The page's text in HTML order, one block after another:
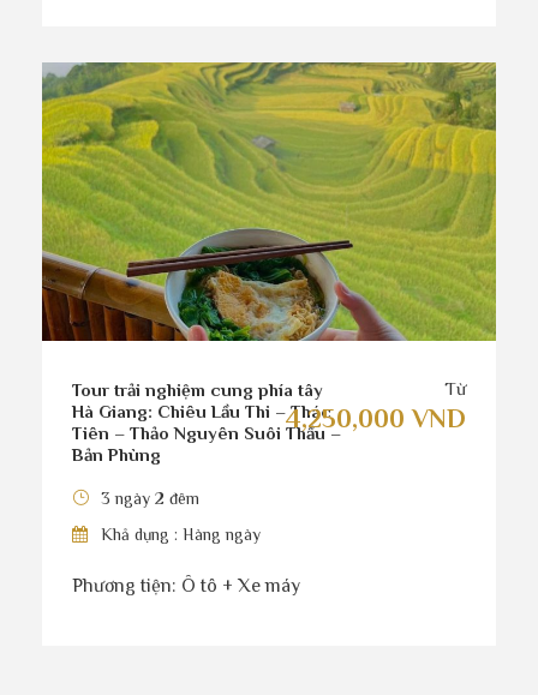
Tour trải nghiệm cung phía tây
Hà Giang: Chiêu Lầu Thi – Thác
Tiên – Thảo Nguyên Suôi Thầu –
Bản Phùng
Từ
4,250,000 VND
3 ngày 2 đêm
Khả dụng : Hàng ngày
Phương tiện: Ô tô + Xe máy